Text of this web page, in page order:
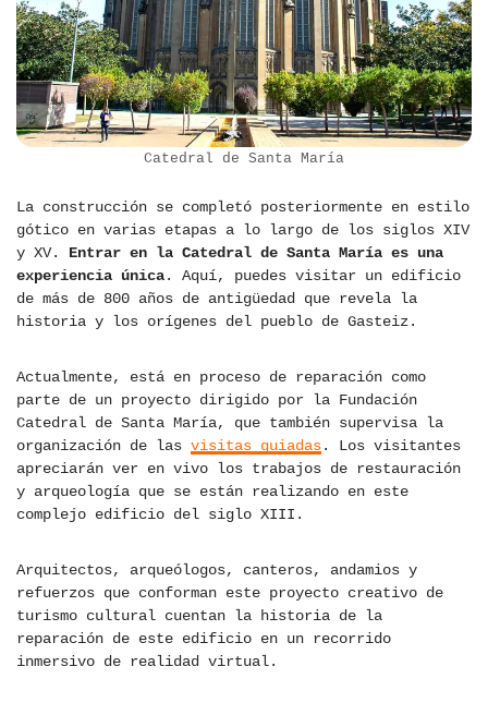
Catedral de Santa María
La construcción se completó posteriormente en estilo
gótico en varias etapas a lo largo de los siglos XIV
y XV. Entrar en la Catedral de Santa María es una
experiencia única. Aquí, puedes visitar un edificio
de más de 800 años de antigüedad que revela la
historia y los orígenes del pueblo de Gasteiz.
Actualmente, está en proceso de reparación como
parte de un proyecto dirigido por la Fundación
Catedral de Santa María, que también supervisa la
organización de las visitas guiadas. Los visitantes
apreciarán ver en vivo los trabajos de restauración
y arqueología que se están realizando en este
complejo edificio del siglo XIII.
Arquitectos, arqueólogos, canteros, andamios y
refuerzos que conforman este proyecto creativo de
turismo cultural cuentan la historia de la
reparación de este edificio en un recorrido
inmersivo de realidad virtual.